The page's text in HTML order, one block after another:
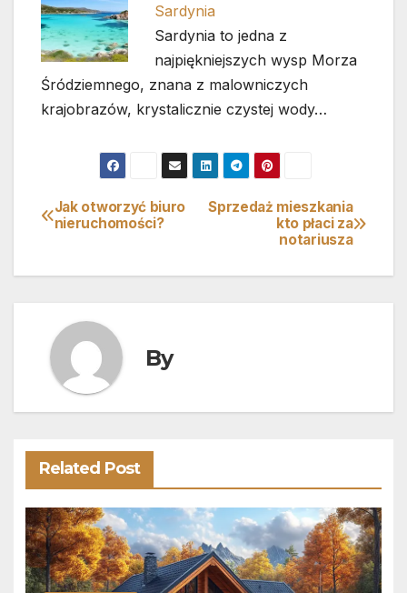
Sardynia
Sardynia to jedna z
najpiękniejszych wysp Morza
Śródziemnego, znana z malowniczych
krajobrazów, krystalicznie czystej wody…
Nawigacja
Sprzedaż mieszkania
kto płaci za
notariusza
Jak otworzyć biuro
nieruchomości?
By
Related Post